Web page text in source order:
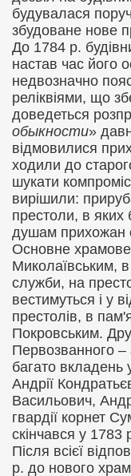
будувалася
збудоване нове
До 1784 р.
настав час його
недвозначно
реліквіями, що
доведеться
обыкности»
відмовилися
ходили до
шукати
вирішили:
престоли, в яких
душам прихожан
Основне
Миколаївським, в
служби, на
вестимуться і у
престолів, в
Покровським.
Первозванного
багато вкладень
Андрії
Васильович,
гвардії корнет
скінчався у 1783
Після всієї
р. до нового